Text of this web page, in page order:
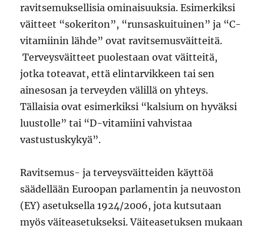
ravitsemuksellisia ominaisuuksia. Esimerkiksi
väitteet “sokeriton”, “runsaskuituinen” ja “C-
vitamiinin lähde” ovat ravitsemusväitteitä.
Terveysväitteet puolestaan ovat väitteitä,
jotka toteavat, että elintarvikkeen tai sen
ainesosan ja terveyden välillä on yhteys.
Tällaisia ovat esimerkiksi “kalsium on hyväksi
luustolle” tai “D-vitamiini vahvistaa
vastustuskykyä”.
Ravitsemus- ja terveysväitteiden käyttöä
säädellään Euroopan parlamentin ja neuvoston
(EY) asetuksella 1924/2006, jota kutsutaan
myös väiteasetukseksi. Väiteasetuksen mukaan